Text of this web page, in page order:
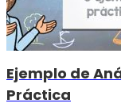
Ejemplo de
Práctica